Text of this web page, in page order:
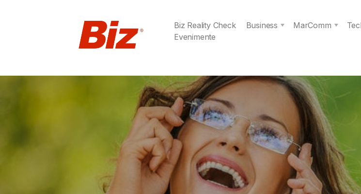
Biz Reality Check Business MarComm
Evenimente